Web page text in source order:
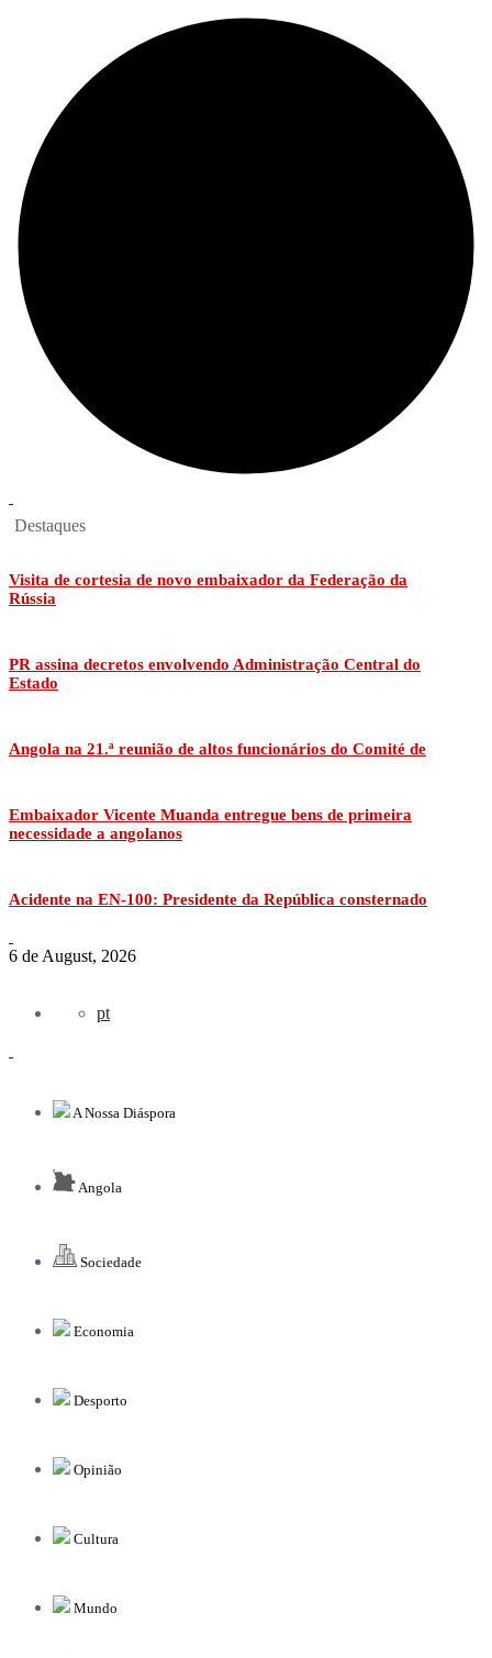
Destaques
Visita de cortesia de novo embaixador da Federação da
Rússia
PR assina decretos envolvendo Administração Central do
Estado
Angola na 21.ª reunião de altos funcionários do Comité de
Embaixador Vicente Muanda entregue bens de primeira
necessidade a angolanos
Acidente na EN-100: Presidente da República consternado
6 de August, 2026
pt
A Nossa Diáspora
Angola
Sociedade
Economia
Desporto
Opinião
Cultura
Mundo